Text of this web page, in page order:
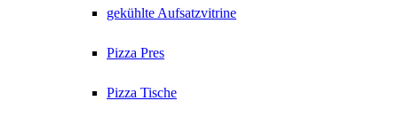
gekühlte Aufsatzvitrine
Pizza Pres
Pizza Tische